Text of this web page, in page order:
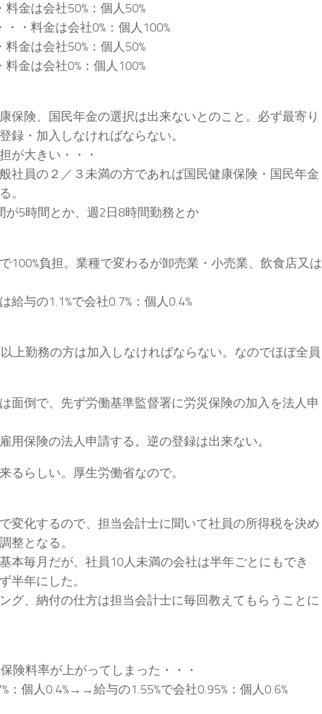
金は会社50%：個人50%
・料金は会社0%：個人100%
金は会社50%：個人50%
金は会社0%：個人100%
保険、国民年金の選択は出来ないとのこと。必ず最寄り
録・加入しなければならない。
が大きい・・・
社員の２／３未満の方であれば国民健康保険・国民年金
。
が5時間とか、週2日8時間勤務とか
100%負担。業種で変わるが卸売業・小売業、飲食店又は
給与の1.1%で会社0.7%：個人0.4%
上勤務の方は加入しなければならない。なのでほぼ全員
面倒で、先ず労働基準監督署に労災保険の加入を法人申
用保険の法人申請する。逆の登録は出来ない。
るらしい。厚生労働省なので。
変化するので、担当会計士に聞いて社員の所得税を決め
整となる。
本毎月だが、社員10人未満の会社は半年ごとにもでき
半年にした。
グ、納付の仕方は担当会計士に毎回教えてもらうことに
険料率が上がってしまった・・・
：個人0.4%→→給与の1.55%で会社0.95%：個人0.6%